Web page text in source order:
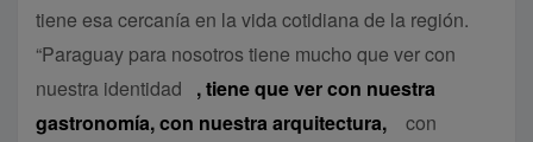
tiene esa cercanía en la vida cotidiana de la región.
“Paraguay para nosotros tiene mucho que ver con
nuestra identidad
, tiene que ver con nuestra
gastronomía, con nuestra arquitectura,
con